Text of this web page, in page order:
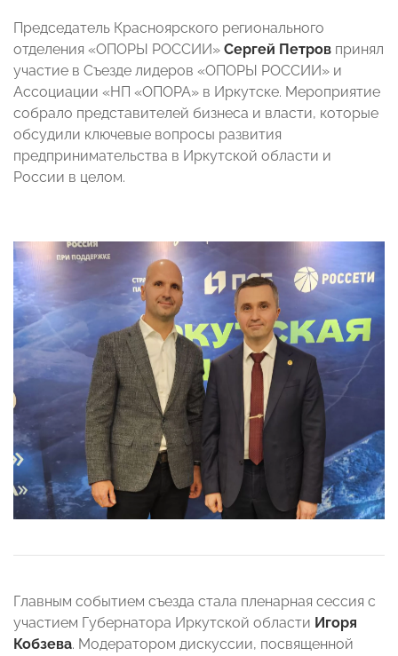
Председатель Красноярского регионального
отделения «ОПОРЫ РОССИИ» Сергей Петров принял
участие в Съезде лидеров «ОПОРЫ РОССИИ» и
Ассоциации «НП «ОПОРА» в Иркутске. Мероприятие
собрало представителей бизнеса и власти, которые
обсудили ключевые вопросы развития
предпринимательства в Иркутской области и
России в целом.
Главным событием съезда стала пленарная сессия с
участием Губернатора Иркутской области Игоря
Кобзева. Модератором дискуссии, посвященной